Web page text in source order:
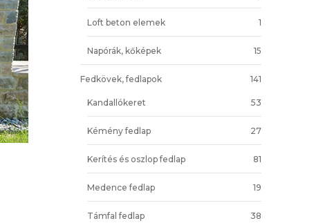
Loft beton elemek 1
Napórák, kőképek 15
Fedkövek, fedlapok 141
Kandallókeret 53
Kémény fedlap 27
Kerítés és oszlop fedlap 81
Medence fedlap 19
Támfal fedlap 38